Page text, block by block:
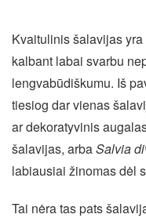
Kvaitulinis šalavijas
kalbant labai svarbu
lengvabūdiškumu. Iš
tiesiog dar vienas
ar dekoratyvinis
šalavijas, arbaSalvia
labiausiai žinomas dėl
Tai nėra tas pats